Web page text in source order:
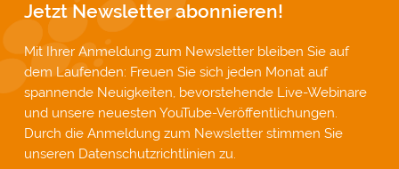
Jetzt Newsletter abonnieren!
Mit Ihrer Anmeldung zum Newsletter bleiben Sie auf
dem Laufenden: Freuen Sie sich jeden Monat auf
spannende Neuigkeiten, bevorstehende Live-Webinare
und unsere neuesten YouTube-Veröffentlichungen.
Durch die Anmeldung zum Newsletter stimmen Sie
unseren Datenschutzrichtlinien zu.